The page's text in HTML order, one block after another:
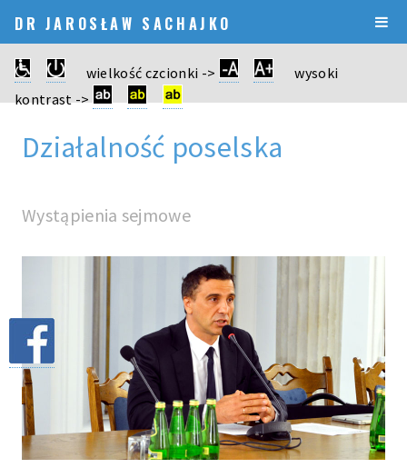
DR JAROSŁAW SACHAJKO
wielkość czcionki ->
wysoki
kontrast ->
Działalność poselska
Wystąpienia sejmowe